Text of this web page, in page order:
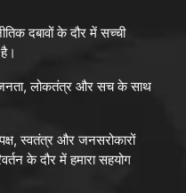
दबावों के दौर में सच्ची
जनता, लोकतंत्र और सच के साथ
स्वतंत्र और जनसरोकारों
के दौर में हमारा सहयोग